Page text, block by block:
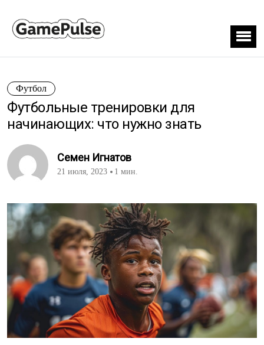
Футбол
Футбольные тренировки для
начинающих: что нужно знать
Семен Игнатов
21 июля, 2023 1 мин.